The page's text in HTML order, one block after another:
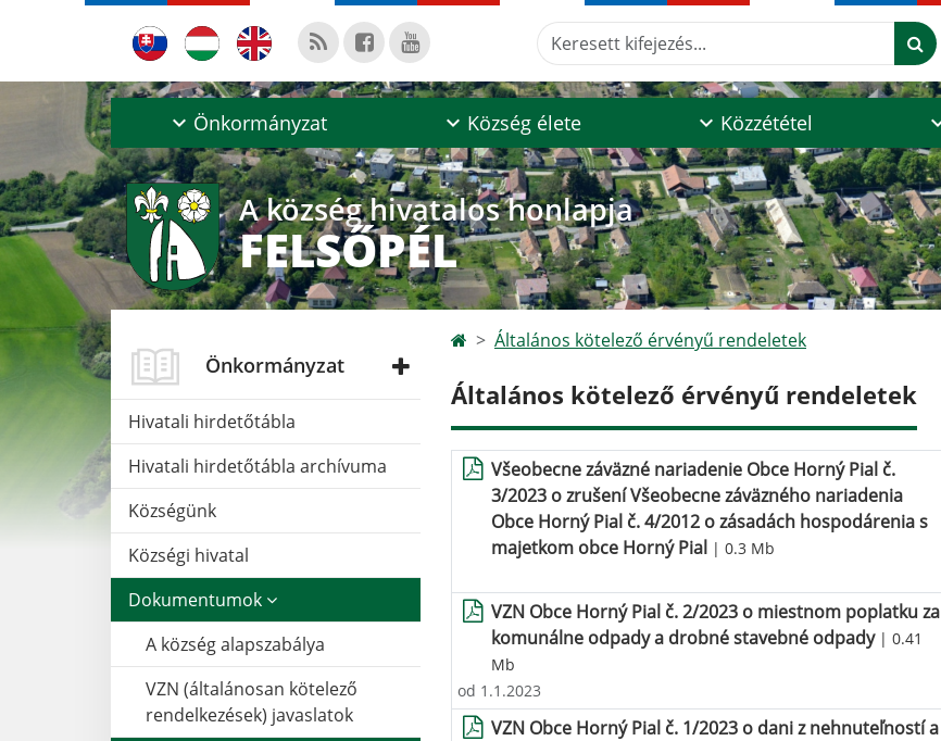
Keresett kifejezés...
Önkormányzat Község élete Közzététel
A község hivatalos honlapja
FELSŐPÉL
Önkormányzat
Hivatali hirdetőtábla
Hivatali hirdetőtábla archívuma
Községünk
Községi hivatal
Dokumentumok
A község alapszabálya
VZN (általánosan kötelező
rendelkezések) javaslatok
Általános kötelező érvényű rendeletek
Általános kötelező érvényű rendeletek
Všeobecne záväzné nariadenie Obce Horný Pial č.
3/2023 o zrušení Všeobecne záväzného nariadenia
Obce Horný Pial č. 4/2012 o zásadách hospodárenia s
majetkom obce Horný Pial | 0.3 Mb
VZN Obce Horný Pial č. 2/2023 o miestnom poplatku za
komunálne odpady a drobné stavebné odpady| 0.41
Mb
od 1.1.2023
VZN Obce Horný Pial č. 1/2023 o dani z nehnuteľností a